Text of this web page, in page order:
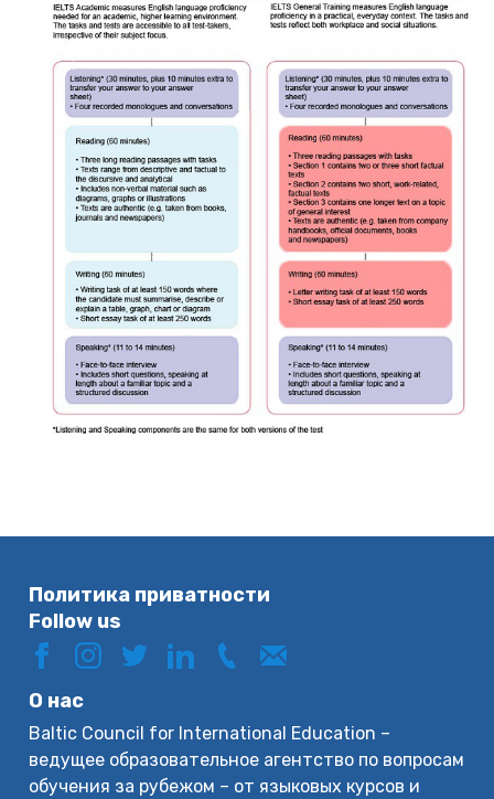
Политика приватности
Follow us
О нас
Baltic Council for International Education –
ведущее образовательное агентство по вопросам
обучения за рубежом – от языковых курсов и